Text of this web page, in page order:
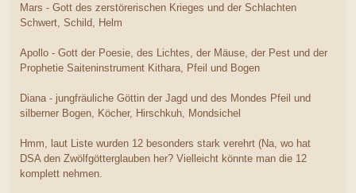
Mars - Gott des zerstörerischen Krieges und der Schlachten
Schwert, Schild, Helm
Apollo - Gott der Poesie, des Lichtes, der Mäuse, der Pest und der
Prophetie Saiteninstrument Kithara, Pfeil und Bogen
Diana - jungfräuliche Göttin der Jagd und des Mondes Pfeil und
silberner Bogen, Köcher, Hirschkuh, Mondsichel
Hmm, laut Liste wurden 12 besonders stark verehrt (Na, wo hat
DSA den Zwölfgötterglauben her? Vielleicht könnte man die 12
komplett nehmen.